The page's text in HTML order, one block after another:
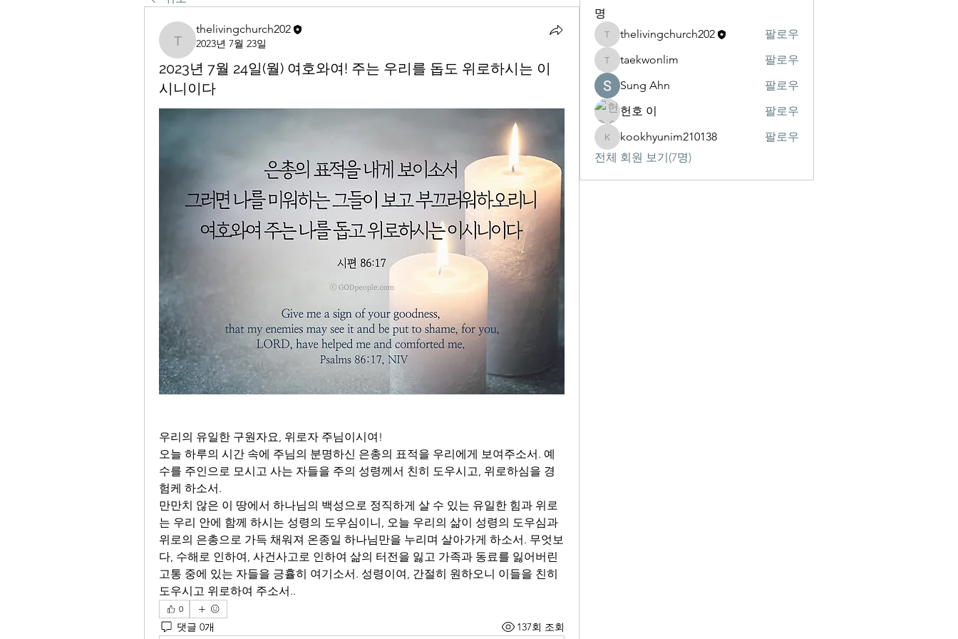
thelivingchurch202
thelivingchurch202
2023년 7월 23일
2023년 7월 24일(월) 여호와여! 주는 우리를 돕도 위로하시는 이
시니이다
우리의 유일한 구원자요, 위로자 주님이시여!
오늘 하루의 시간 속에 주님의 분명하신 은총의 표적을 우리에게 보여주소서. 예
수를 주인으로 모시고 사는 자들을 주의 성령께서 친히 도우시고, 위로하심을 경
험케 하소서.
만만치 않은 이 땅에서 하나님의 백성으로 정직하게 살 수 있는 유일한 힘과 위로
는 우리 안에 함께 하시는 성령의 도우심이니, 오늘 우리의 삶이 성령의 도우심과
위로의 은총으로 가득 채워져 온종일 하나님만을 누리며 살아가게 하소서. 무엇보
다, 수해로 인하여, 사건사고로 인하여 삶의 터전을 잃고 가족과 동료를 잃어버린
고통 중에 있는 자들을 긍휼히 여기소서. 성령이여, 간절히 원하오니 이들을 친히
도우시고 위로하여 주소서..
0
댓글 0개 137회 조회
명
thelivingchurch202
thelivingchurch202 팔로우
taekwonlim
taekwonlim
팔로우
Sung Ahn
팔로우
헌호 이
팔로우
kookhyunim210138
kookhyunim210138
팔로우
전체 회원 보기(7명)